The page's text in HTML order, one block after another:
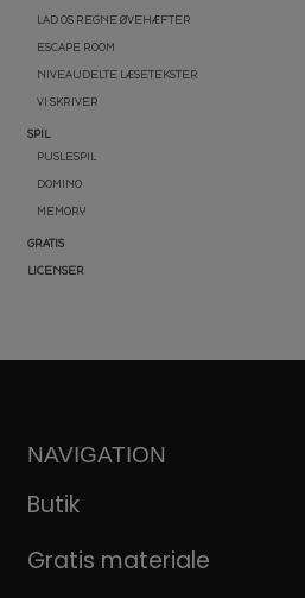
LAD OS REGNE ØVEHÆFTER
ESCAPE ROOM
NIVEAUDELTE LÆSETEKSTER
VI SKRIVER
SPIL
PUSLESPIL
DOMINO
MEMORY
GRATIS
LICENSER
NAVIGATION
Butik
Gratis materiale